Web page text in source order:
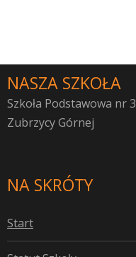
NASZA SZKOŁA
Szkoła Podstawowa nr
Zubrzycy Górnej
NA SKRÓTY
Start